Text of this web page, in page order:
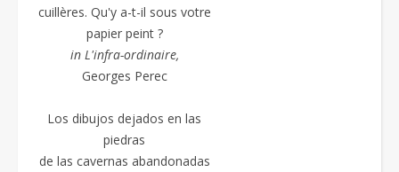
cuillères. Qu'y a-t-il sous votre
papier peint ?
in L'infra-ordinaire,
Georges Perec
Los dibujos dejados en las
piedras
de las cavernas abandonadas